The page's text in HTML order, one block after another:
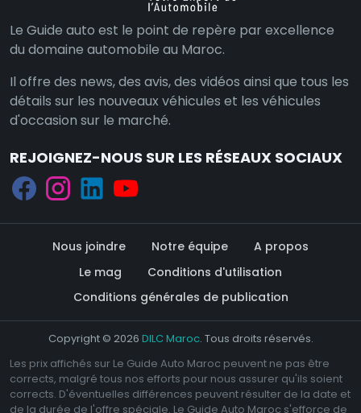
Le Guide auto est le point de repère par excellence
du domaine automobile au Maroc.
Il offre des news, des avis, des vidéos ainsi que tous les
détails sur les nouveaux véhicules et les véhicules
d'occasion sur le marché.
REJOIGNEZ-NOUS SUR LES RÉSEAUX SOCIAUX
Nous joindre Notre équipe
A propos
Le mag
Conditions d'utilisation
Conditions générales de publication
Copyright © 2026 DILC Maroc. Tous droits réservés.
Les prix affichés sur Le Guide Auto Maroc peuvent ne pas être
corrects, malgré tous nos efforts pour nous assurer qu'ils soient
corrects. D'éventuelles différences peuvent résulter de la date et
de la durée de l'offre spéciale. Le Guide Auto Maroc s'efforce de